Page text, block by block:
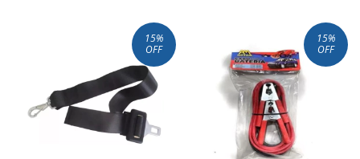
15%
OFF
15%
OFF